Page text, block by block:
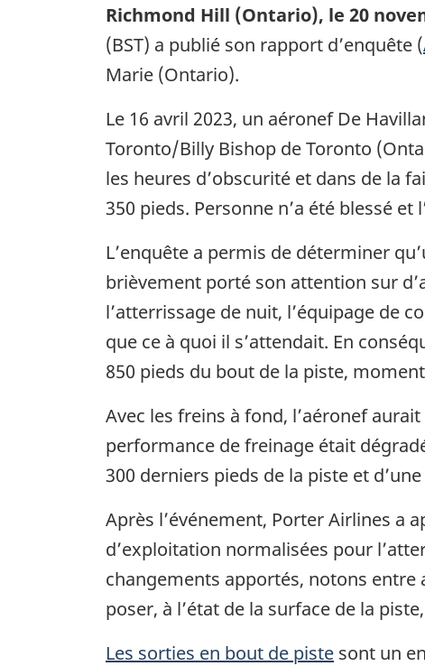
Richmond Hill (Ontario), le 20
(BST) a publié son rapport d’enquête (
Marie (Ontario).
Le 16 avril 2023, un aéronef De
Toronto/Billy Bishop de Toronto
les heures d’obscurité et dans de la
350 pieds. Personne n’a été blessé et
L’enquête a permis de déterminer
brièvement porté son attention sur
l’atterrissage de nuit, l’équipage de
que ce à quoi il s’attendait. En
850 pieds du bout de la piste,
Avec les freins à fond, l’aéronef
performance de freinage était
300 derniers pieds de la piste et
Après l’événement, Porter Airlines a
d’exploitation normalisées pour
changements apportés, notons entre
poser, à l’état de la surface de la
Les sorties en bout de piste sont un